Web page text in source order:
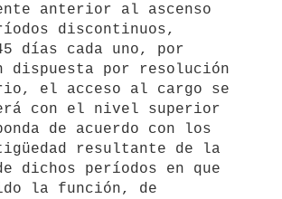
anterior al ascenso
discontinuos,
días cada uno, por
dispuesta por resolución
el acceso al cargo se
con el nivel superior
de acuerdo con los
resultante de la
dichos períodos en que
la función, de